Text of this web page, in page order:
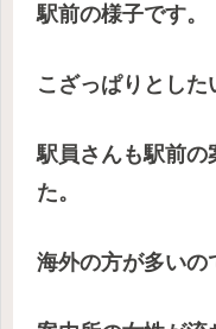
駅前の様子です。
こざっぱりとした
駅員さんも駅前の
た。
海外の方が多いの